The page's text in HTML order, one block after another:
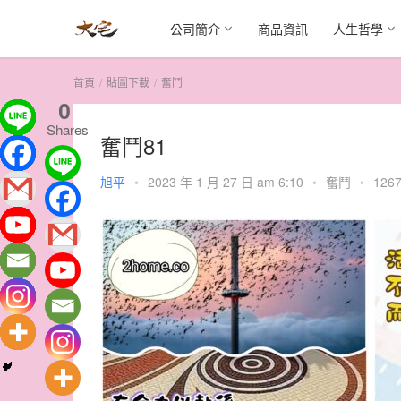
公司簡介 商品資訊 人生哲學
首頁 貼圖下載 奮鬥
奮鬥81
旭平 • 2023 年 1 月 27 日 am 6:10 • 奮鬥 •
0
Shares